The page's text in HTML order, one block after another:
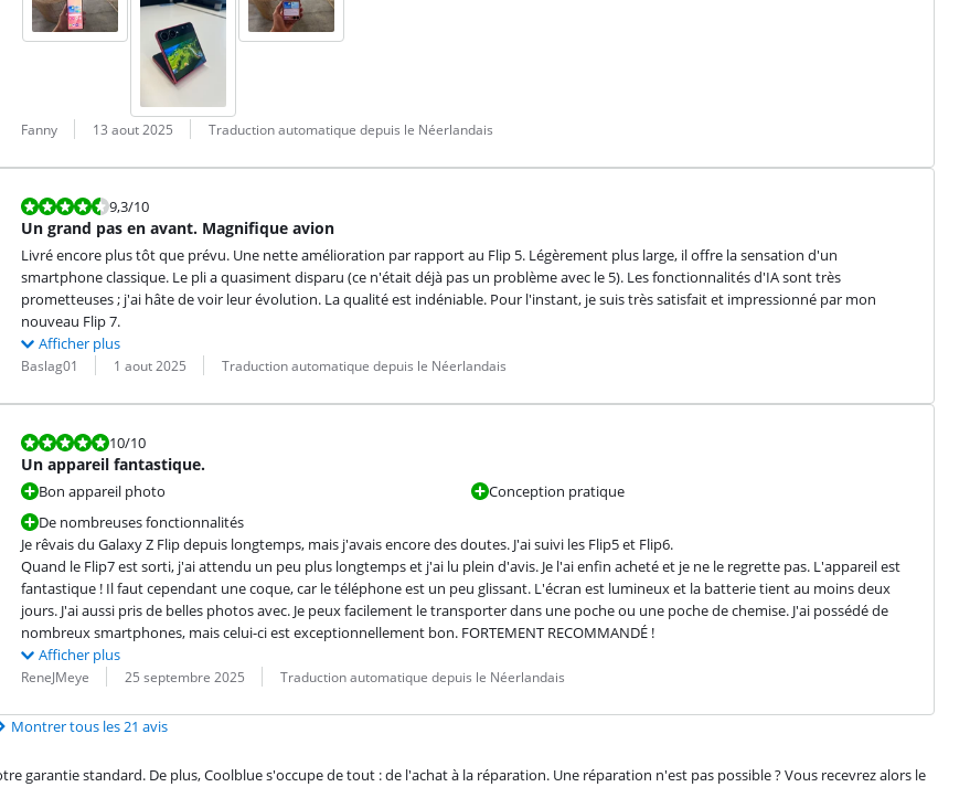
Évaluation par :
Fanny
Date : 13 aout 2025
Traduction : Traduction automatique depuis le Néerlandais
La note est 9,3 sur 10.
9,3/10
Un grand pas en avant. Magnifique avion
Livré encore plus tôt que prévu. Une nette amélioration par rapport au Flip 5. Légèrement plus large, il offre la sensation d'un
smartphone classique. Le pli a quasiment disparu (ce n'était déjà pas un problème avec le 5). Les fonctionnalités d'IA sont très
prometteuses ; j'ai hâte de voir leur évolution. La qualité est indéniable. Pour l'instant, je suis très satisfait et impressionné par mon
nouveau Flip 7.
Afficher plus
Évaluation par :
Baslag01
Date : 1 aout 2025
Traduction : Traduction automatique depuis le Néerlandais
La note est 10 sur 10.
10/10
Un appareil fantastique.
Bon appareil photo
De nombreuses fonctionnalités
Conception pratique
Je rêvais du Galaxy Z Flip depuis longtemps, mais j'avais encore des doutes. J'ai suivi les Flip5 et Flip6.
Quand le Flip7 est sorti, j'ai attendu un peu plus longtemps et j'ai lu plein d'avis. Je l'ai enfin acheté et je ne le regrette pas. L'appareil est
fantastique ! Il faut cependant une coque, car le téléphone est un peu glissant. L'écran est lumineux et la batterie tient au moins deux
jours. J'ai aussi pris de belles photos avec. Je peux facilement le transporter dans une poche ou une poche de chemise. J'ai possédé de
nombreux smartphones, mais celui-ci est exceptionnellement bon. FORTEMENT RECOMMANDÉ !
Afficher plus
Évaluation par :
ReneJMeye
Date : 25 septembre 2025
Traduction : Traduction automatique depuis le Néerlandais
Montrer tous les 21 avis
garantie standard. De plus, Coolblue s'occupe de tout : de l'achat à la réparation. Une réparation n'est pas possible ? Vous recevrez alors le